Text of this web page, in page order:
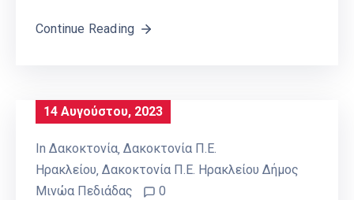
Continue Reading
14 Αυγούστου, 2023
In Δακοκτονία‚ Δακοκτονία Π.Ε.
Ηρακλείου‚ Δακοκτονία Π.Ε. Ηρακλείου Δήμος
Μινώα Πεδιάδας
0